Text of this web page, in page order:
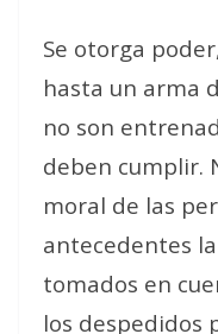
Se otorga
hasta un arma
no son
deben cumplir.
moral de las
antecedentes
tomados en
los despedidos